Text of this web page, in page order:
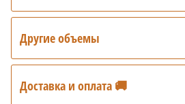
Другие объемы
Доставка и оплата 🚚